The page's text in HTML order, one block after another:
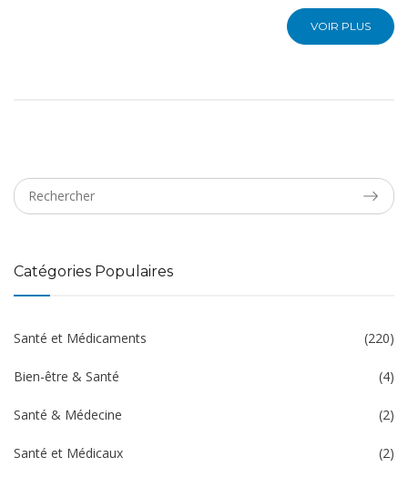
VOIR PLUS
Catégories Populaires
Santé et Médicaments (220)
Bien-être & Santé (4)
Santé & Médecine (2)
Santé et Médicaux (2)